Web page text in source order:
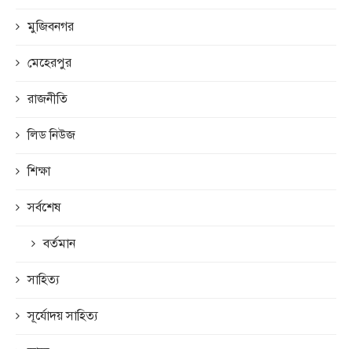
মুজিবনগর
মেহেরপুর
রাজনীতি
লিড নিউজ
শিক্ষা
সর্বশেষ
বর্তমান
সাহিত্য
সূর্যোদয় সাহিত্য